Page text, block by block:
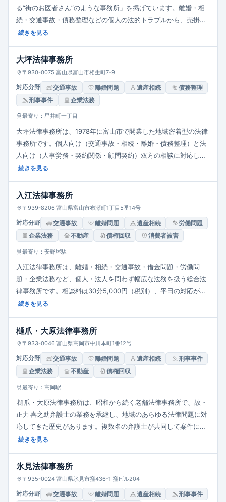
る“街のお医者さん”のような事務所」を掲げています。離婚・相
続・交通事故・債務整理などの個人の法的トラブルから、売掛
金・請負代金回収などの法人間トラブルまで、幅広く対応してい
クセスにも配慮されています。
続きを見る
大坪法律事務所
〒930-0075 富山県富山市相生町7-9
対応分野 交通事故 離婚問題 遺産相続
債務整理
刑事事件
企業法務
最寄り：星井町一丁目
大坪法律事務所は、1978年に富山市で開業した地域密着型の法律
事務所です。個人向け（交通事故・相続・離婚・債務整理）と法
人向け（人事労務・契約関係・顧問契約）双方の相談に対応し、
「依頼者の気持ちに寄り添い、共に解決を目指すパートナーであ
時間ですが、17:30以降や土曜の相談も予約制で対応可能です。
続きを見る
入江法律事務所
〒939-8206 富山県富山市布瀬町1丁目5番14号
対応分野 交通事故 離婚問題 遺産相続
労働問題
企業法務
不動産 債権回収 消費者被害
最寄り：安野屋駅
入江法律事務所は、離婚・相続・交通事故・借金問題・労働問
題・企業法務など、個人・法人を問わず幅広な法務を扱う総合法
律事務所です。相談料は30分5,000円（税別）、平日の対応が基
本ながら、事前連絡で土日祝の相談も可能。迅速かつ依頼者の立
法的支援を提供しています。
続きを見る
樋爪・大原法律事務所
〒933-0046 富山県高岡市中川本町1番12号
対応分野 交通事故 離婚問題 遺産相続
刑事事件
企業法務
不動産 債権回収
最寄り：高岡駅
樋爪・大原法律事務所は、昭和から続く老舗法律事務所で、故・
正力 喜之助弁護士の業務を承継し、地域のあらゆる法律問題に対
応してきた歴史があります。複数名の弁護士が共同して案件に取
り組み、金融法務・債権回収・企業法務・建築紛争などをはじ
日は午前９時から午後５時30分まで、土曜は午後３時まで相談を
受け付けており、地元呉西地域における信頼ある法的支援拠点で
続きを見る
氷見法律事務所
〒935-0024 富山県氷見市窪436-1 窪ビル204
対応分野 交通事故 離婚問題 遺産相続 刑事事件